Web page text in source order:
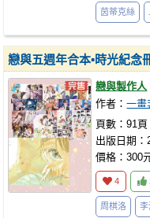
茵蒂克絲
戀與五週年合本▪時光紀念
戀與製作人
作者：一畫
頁數：91頁
出版日期：
價格：300
4
周棋洛 李